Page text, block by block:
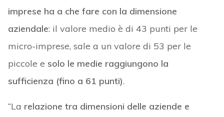
imprese ha a che fare con la dimensione
aziendale: il valore medio è di 43 punti per le
micro-imprese, sale a un valore di 53 per le
piccole e solo le medie raggiungono la
sufficienza (fino a 61 punti).
“La relazione tra dimensioni delle aziende e